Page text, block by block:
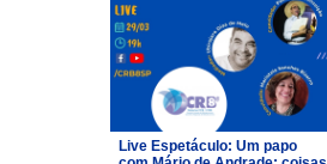
Live Espetáculo: Um papo